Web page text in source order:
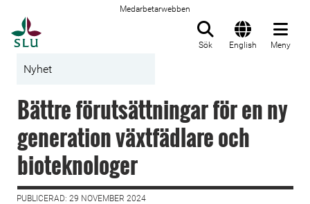
Medarbetarwebben
Sök English Meny
Nyhet
Bättre förutsättningar för en ny
generation växtfädlare och
bioteknologer
PUBLICERAD: 29 NOVEMBER 2024